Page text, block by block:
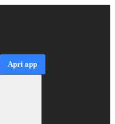
Apri app